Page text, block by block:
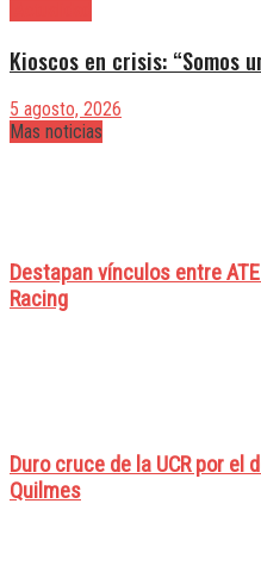
Kioscos en crisis: “Somos
5 agosto, 2026
Mas noticias
Destapan vínculos entre
Racing
Duro cruce de la UCR por
Quilmes